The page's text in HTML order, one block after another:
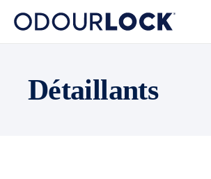
Détaillants